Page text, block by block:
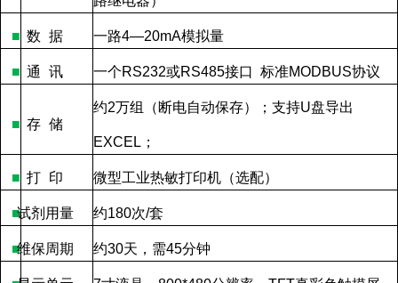
■ 数 据 一路4—20mA模拟量
■ 通 讯 一个RS232或RS485接口 标准MODBUS协议
■ 存 储
约2万组（断电自动保存）；支持U盘导出
EXCEL ；
■ 打 印 微型工业热敏打印机（选配）
■试剂用量 约180次/套
■维保周期 约30天，需45分钟